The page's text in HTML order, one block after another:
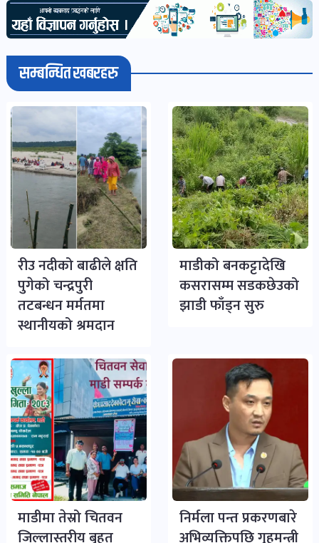
सम्बन्धित खबरहरु
रीउ नदीको बाढीले क्षति
पुगेको चन्द्रपुरी
तटबन्धन मर्मतमा
स्थानीयको श्रमदान
माडीको बनकट्टादेखि
कसरासम्म सडकछेउको
झाडी फाँड्न सुरु
माडीमा तेस्रो चितवन
निर्मला पन्त प्रकरणबारे